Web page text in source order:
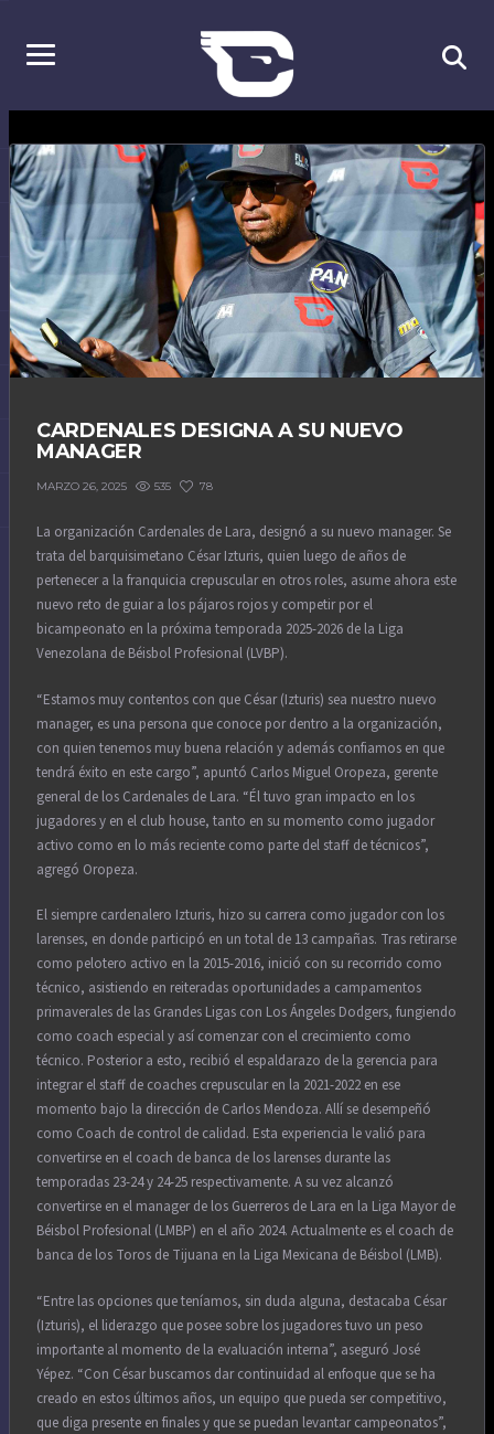
CARDENALES DESIGNA A SU NUEVO
MANAGER
MARZO 26, 2025 535 78
La organización Cardenales de Lara, designó a su nuevo manager. Se
trata del barquisimetano César Izturis, quien luego de años de
pertenecer a la franquicia crepuscular en otros roles, asume ahora este
nuevo reto de guiar a los pájaros rojos y competir por el
bicampeonato en la próxima temporada 2025-2026 de la Liga
Venezolana de Béisbol Profesional (LVBP).
“Estamos muy contentos con que César (Izturis) sea nuestro nuevo
manager, es una persona que conoce por dentro a la organización,
con quien tenemos muy buena relación y además confiamos en que
tendrá éxito en este cargo”, apuntó Carlos Miguel Oropeza, gerente
general de los Cardenales de Lara. “Él tuvo gran impacto en los
jugadores y en el club house, tanto en su momento como jugador
activo como en lo más reciente como parte del staff de técnicos”,
agregó Oropeza.
El siempre cardenalero Izturis, hizo su carrera como jugador con los
larenses, en donde participó en un total de 13 campañas. Tras retirarse
como pelotero activo en la 2015-2016, inició con su recorrido como
técnico, asistiendo en reiteradas oportunidades a campamentos
primaverales de las Grandes Ligas con Los Ángeles Dodgers, fungiendo
como coach especial y así comenzar con el crecimiento como
técnico. Posterior a esto, recibió el espaldarazo de la gerencia para
integrar el staff de coaches crepuscular en la 2021-2022 en ese
momento bajo la dirección de Carlos Mendoza. Allí se desempeñó
como Coach de control de calidad. Esta experiencia le valió para
convertirse en el coach de banca de los larenses durante las
temporadas 23-24 y 24-25 respectivamente. A su vez alcanzó
convertirse en el manager de los Guerreros de Lara en la Liga Mayor de
Béisbol Profesional (LMBP) en el año 2024. Actualmente es el coach de
banca de los Toros de Tijuana en la Liga Mexicana de Béisbol (LMB).
“Entre las opciones que teníamos, sin duda alguna, destacaba César
(Izturis), el liderazgo que posee sobre los jugadores tuvo un peso
importante al momento de la evaluación interna”, aseguró José
Yépez. “Con César buscamos dar continuidad al enfoque que se ha
creado en estos últimos años, un equipo que pueda ser competitivo,
que diga presente en finales y que se puedan levantar campeonatos”,